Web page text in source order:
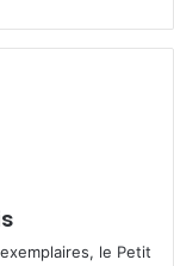
le Petit